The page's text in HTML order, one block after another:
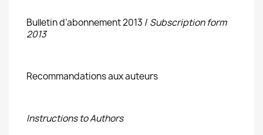
Bulletin d’abonnement 2013 / Subscription form
2013
Recommandations aux auteurs
Instructions to Authors